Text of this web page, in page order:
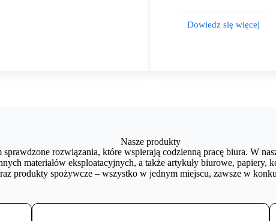
Dowiedz się więcej
Nasze produkty
rozwiązania, które wspierają codzienną pracę biura. W
materiałów eksploatacyjnych, a także artykuły biurowe, papiery,
produkty spożywcze – wszystko w jednym miejscu, zawsze w